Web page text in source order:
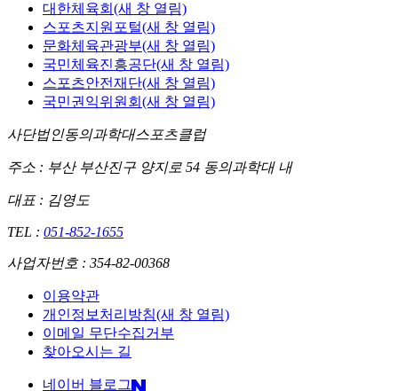
대한체육회 (새 창 열림)
스포츠지원포털(새 창 열림)
문화체육관광부(새 창 열림)
국민체육진흥공단(새 창 열림)
스포츠안전재단(새 창 열림)
국민권익위원회 (새 창 열림)
사단법인동의과학대스포츠클럽
주소 : 부산 부산진구 양지로 54 동의과학대 내
대표 : 김영도
TEL : 051-852-1655
사업자번호 : 354-82-00368
이용약관
개인정보처리방침(새 창 열림)
이메일 무단수집거부
찾아오시는 길
네이버 블로그